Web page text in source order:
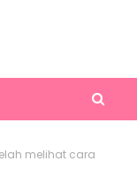
melihat cara